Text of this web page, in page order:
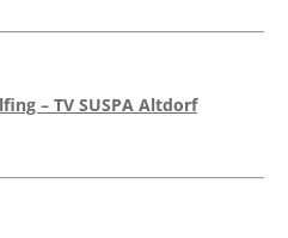
– TV SUSPA Altdorf